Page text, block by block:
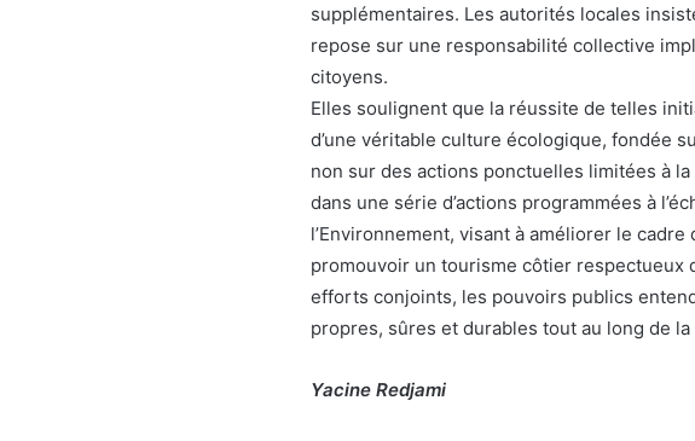
supplémentaires. Les autorités locales
repose sur une responsabilité collective
citoyens.
Elles soulignent que la réussite de telles
d’une véritable culture écologique, fondée
non sur des actions ponctuelles limitées à
dans une série d’actions programmées à
l’Environnement, visant à améliorer le
promouvoir un tourisme côtier respectueux
efforts conjoints, les pouvoirs publics
propres, sûres et durables tout au long de la
Yacine Redjami